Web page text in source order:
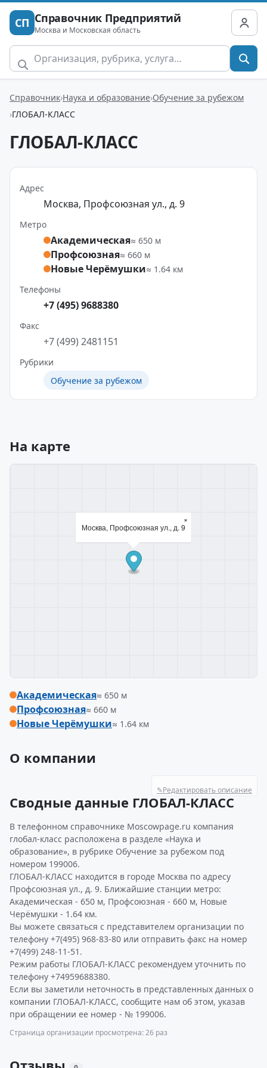
СП Справочник Предприятий
Москва и Московская область
Справочник Наука и образование Обучение за рубежом
ГЛОБАЛ-КЛАСС
ГЛОБАЛ-КЛАСС
Адрес
Москва, Профсоюзная ул., д. 9
Метро
Академическая≈ 650 м
Профсоюзная≈ 660 м
Новые Черёмушки≈ 1.64 км
Телефоны
+7 (495) 9688380
Факс
+7 (499) 2481151
Рубрики
Обучение за рубежом
На карте
Москва, Профсоюзная ул., д. 9
×
Академическая≈ 650 м
Профсоюзная≈ 660 м
Новые Черёмушки≈ 1.64 км
О компании
✎Редактировать описание
Сводные данные ГЛОБАЛ-КЛАСС
В телефонном справочнике Moscowpage.ru компания
глобал-класс расположена в разделе «Наука и
образование», в рубрике Обучение за рубежом под
номером 199006.
ГЛОБАЛ-КЛАСС находится в городе Москва по адресу
Профсоюзная ул., д. 9. Ближайшие станции метро:
Академическая - 650 м, Профсоюзная - 660 м, Новые
Черёмушки - 1.64 км.
Вы можете связаться с представителем организации по
телефону +7(495) 968-83-80 или отправить факс на номер
+7(499) 248-11-51.
Режим работы ГЛОБАЛ-КЛАСС рекомендуем уточнить по
телефону +74959688380.
Если вы заметили неточность в представленных данных о
компании ГЛОБАЛ-КЛАСС, сообщите нам об этом, указав
при обращении ее номер - № 199006.
Страница организации просмотрена: 26 раз